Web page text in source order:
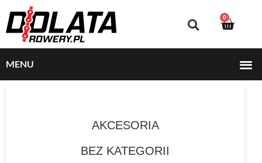
0
MENU
AKCESORIA
BEZ KATEGORII